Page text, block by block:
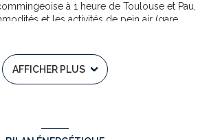
à 1 heure de Toulouse et Pau,
et les activités de pein air (gare
loués à l'année, générant de
intéressants et réguliers, situé au calme,
type T2 avec 46.82m² rénové et repeint, à
AFFICHER PLUS